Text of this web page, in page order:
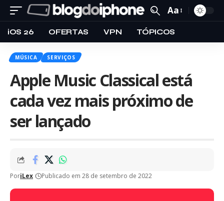
Aa
iOS 26 OFERTAS VPN TÓPICOS
MÚSICA SERVIÇOS
Apple Music Classical está
cada vez mais próximo de
ser lançado
PoriLex Publicado em 28 de setembro de 2022